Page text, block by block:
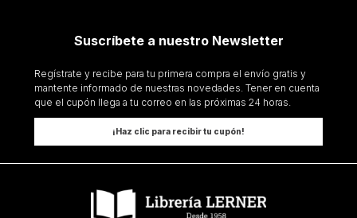
Suscríbete a nuestro Newsletter
Regístrate y recibe para tu primera compra el envío gratis y
mantente informado de nuestras novedades. Tener en cuenta
que el cupón llega a tu correo en las próximas 24 horas.
¡Haz clic para recibir tu cupón!